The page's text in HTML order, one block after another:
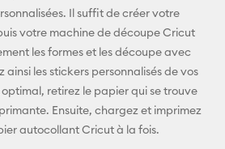
Il suffit de créer votre
votre machine de découpe Cricut
les formes et les découpe avec
ainsi les stickers personnalisés de vos
retirez le papier qui se trouve
Ensuite, chargez et imprimez
autocollant Cricut à la fois.